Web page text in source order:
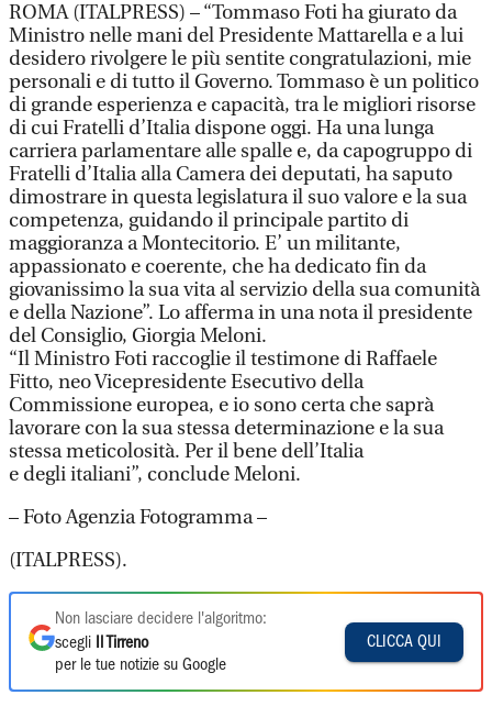
ROMA (ITALPRESS) – “Tommaso Foti ha giurato da
Ministro nelle mani del Presidente Mattarella e a lui
desidero rivolgere le più sentite congratulazioni, mie
personali e di tutto il Governo. Tommaso è un politico
di grande esperienza e capacità, tra le migliori risorse
di cui Fratelli d’Italia dispone oggi. Ha una lunga
carriera parlamentare alle spalle e, da capogruppo di
Fratelli d’Italia alla Camera dei deputati, ha saputo
dimostrare in questa legislatura il suo valore e la sua
competenza, guidando il principale partito di
maggioranza a Montecitorio. E’ un militante,
appassionato e coerente, che ha dedicato fin da
giovanissimo la sua vita al servizio della sua comunità
e della Nazione”. Lo afferma in una nota il presidente
del Consiglio, Giorgia Meloni.
“Il Ministro Foti raccoglie il testimone di Raffaele
Fitto, neo Vicepresidente Esecutivo della
Commissione europea, e io sono certa che saprà
lavorare con la sua stessa determinazione e la sua
stessa meticolosità. Per il bene dell’Italia
e degli italiani”, conclude Meloni.
– Foto Agenzia Fotogramma –
(ITALPRESS).
Non lasciare decidere l'algoritmo:
scegli
Il Tirreno
per le tue notizie su Google
CLICCA QUI